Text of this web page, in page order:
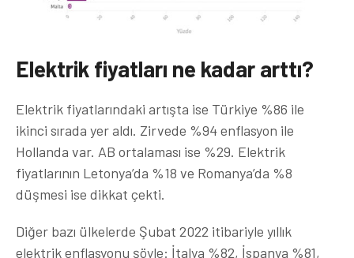
Elektrik fiyatları ne kadar arttı?
Elektrik fiyatlarındaki artışta ise Türkiye %86 ile
ikinci sırada yer aldı. Zirvede %94 enflasyon ile
Hollanda var. AB ortalaması ise %29. Elektrik
fiyatlarının Letonya’da %18 ve Romanya’da %8
düşmesi ise dikkat çekti.
Diğer bazı ülkelerde Şubat 2022 itibariyle yıllık
elektrik enflasyonu şöyle: İtalya %82, İspanya %81,